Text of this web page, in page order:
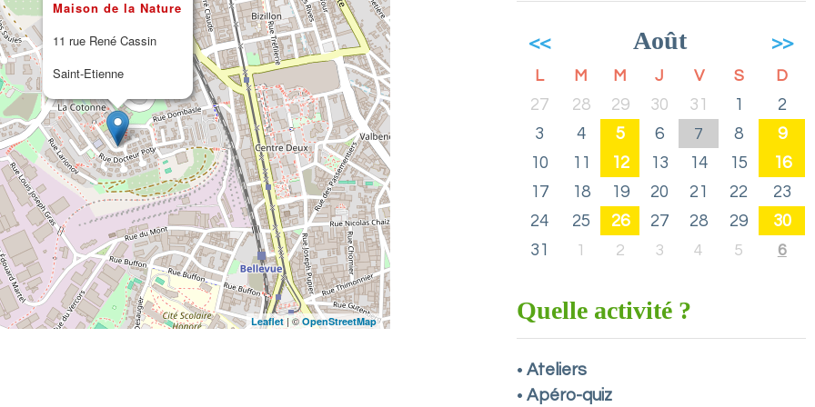
Maison de la Nature
11 rue René Cassin
Saint-Etienne
Leaflet| ©OpenStreetMap
<< Août >>
L M M J V S D
27 28 29 30 31 1
2
3
4 5 6 7 8
9
10
11 12 13 14 15
16
17
18 19 20 21 22
23
24
25 26 27 28 29
30
31
1 2 3 4 5 6
Quelle activité ?
•Ateliers
•Apéro-quiz